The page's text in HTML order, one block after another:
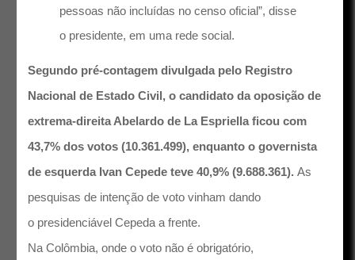
pessoas não incluídas no censo oficial”, disse
o presidente, em uma rede social.
Segundo pré-contagem divulgada pelo Registro
Nacional de Estado Civil, o candidato da oposição de
extrema-direita Abelardo de La Espriella ficou com
43,7% dos votos (10.361.499), enquanto o governista
de esquerda Ivan Cepede teve 40,9% (9.688.361).As
pesquisas de intenção de voto vinham dando
o presidenciável Cepeda a frente.
Na Colômbia, onde o voto não é obrigatório,